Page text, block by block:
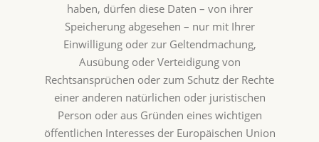
haben, dürfen diese Daten – von ihrer
Speicherung abgesehen – nur mit Ihrer
Einwilligung oder zur Geltendmachung,
Ausübung oder Verteidigung von
Rechtsansprüchen oder zum Schutz der Rechte
einer anderen natürlichen oder juristischen
Person oder aus Gründen eines wichtigen
öffentlichen Interesses der Europäischen Union